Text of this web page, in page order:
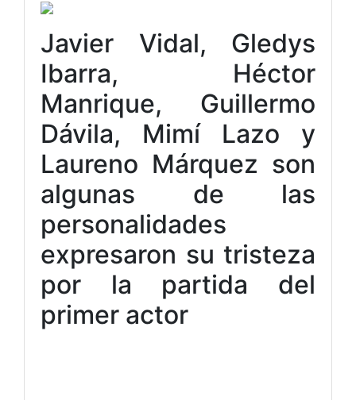
Javier Vidal, Gledys
Ibarra, Héctor
Manrique, Guillermo
Dávila, Mimí Lazo y
Laureno Márquez son
algunas de las
personalidades
expresaron su tristeza
por la partida del
primer actor